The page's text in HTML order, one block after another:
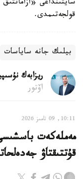
سايتىنداعى «ازاماتتىق
قولجەتىمدى.
بيلىك جانە ساياسات
ريزابەك
اۆتور
10:11, 09 تامىز 2026
مەملەكەت
قۇتتىقتاۋ